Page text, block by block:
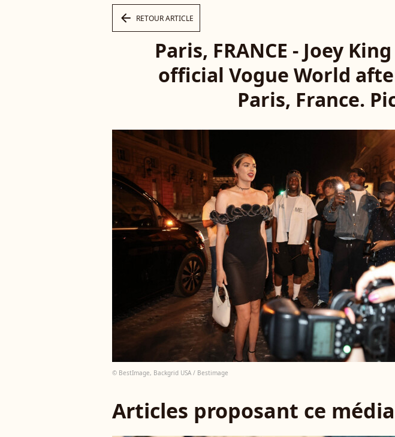
arrow_left RETOUR ARTICLE
Paris, FRANCE - Joey
official Vogue World
Paris, France.
© BestImage, Backgrid USA / Bestimage
Articles proposant ce média